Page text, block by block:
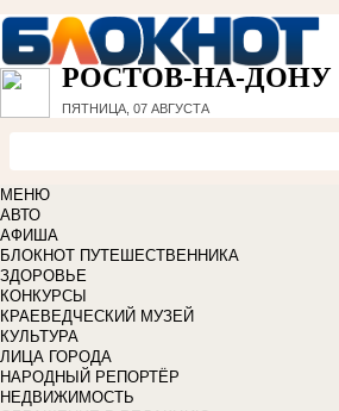
РОСТОВ-НА-ДОНУ
ПЯТНИЦА, 07 АВГУСТА
МЕНЮ
АВТО
АФИША
БЛОКНОТ ПУТЕШЕСТВЕННИКА
ЗДОРОВЬЕ
КОНКУРСЫ
КРАЕВЕДЧЕСКИЙ МУЗЕЙ
КУЛЬТУРА
ЛИЦА ГОРОДА
НАРОДНЫЙ РЕПОРТЁР
НЕДВИЖИМОСТЬ